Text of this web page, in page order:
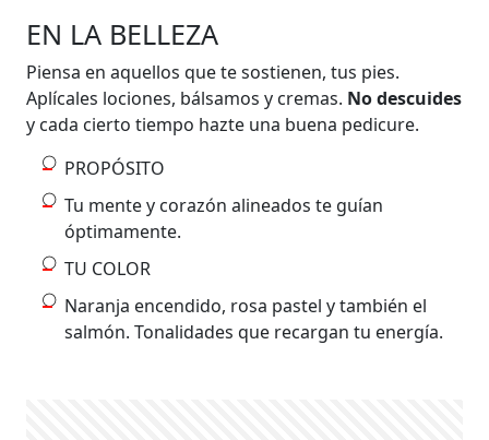
EN LA BELLEZA
Piensa en aquellos que te sostienen, tus pies.
Aplícales lociones, bálsamos y cremas. No descuides
y cada cierto tiempo hazte una buena pedicure.
PROPÓSITO
Tu mente y corazón alineados te guían
óptimamente.
TU COLOR
Naranja encendido, rosa pastel y también el
salmón. Tonalidades que recargan tu energía.